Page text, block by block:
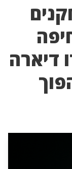
5 שחקנים
דיארה